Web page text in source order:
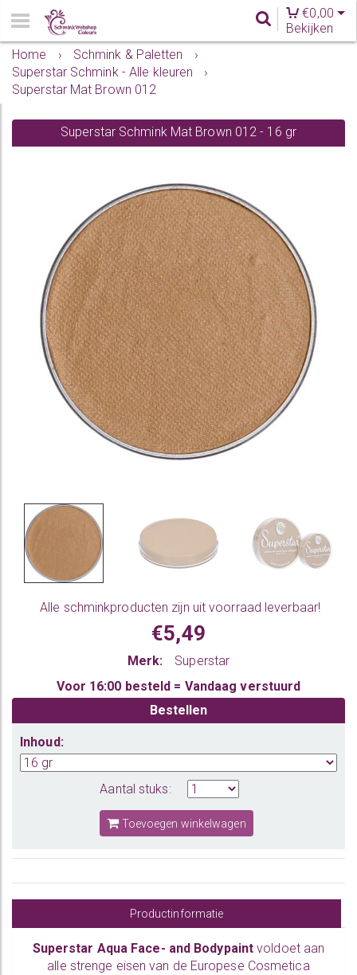
€0,00
Bekijken
Home
› Schmink & Paletten
›
Superstar Schmink - Alle kleuren
›
Superstar Mat Brown 012
Superstar Schmink Mat Brown 012 - 16 gr
Alle schminkproducten zijn uit voorraad leverbaar!
€5,49
Merk:
Superstar
Voor 16:00 besteld = Vandaag verstuurd
Bestellen
Inhoud:
Aantal stuks:
Toevoegen winkelwagen
Productinformatie
Superstar Aqua Face- and Bodypaintvoldoet aan
alle strenge eisen van de Europese Cosmetica